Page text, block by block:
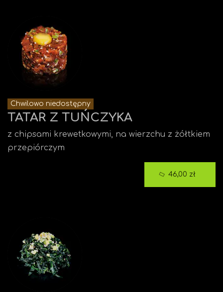
Chwilowo niedostępny
TATAR Z TUŃCZYKA
z chipsami krewetkowymi, na wierzchu z żółtkiem
przepiórczym